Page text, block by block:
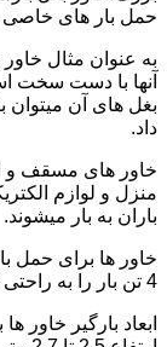
حمل بار های خاصی
به عنوان مثال
آنها با دست سخت
بغل های آن میتوان
داد.
خاور های مسقف و
منزل و لوازم
باران به بار میشوند.
خاور ها برای حمل
4 تن بار را به راحتی حمل میکنند.